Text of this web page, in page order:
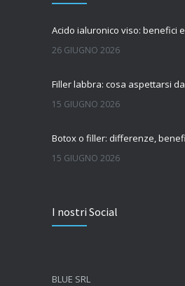
Acido ialuronico viso: benefici
26 GIUGNO 2026
Filler labbra: cosa aspettarsi
15 GIUGNO 2026
15 GIUGNO 2026
7 GIUGNO 2026
I nostri Social
BLUE SRL